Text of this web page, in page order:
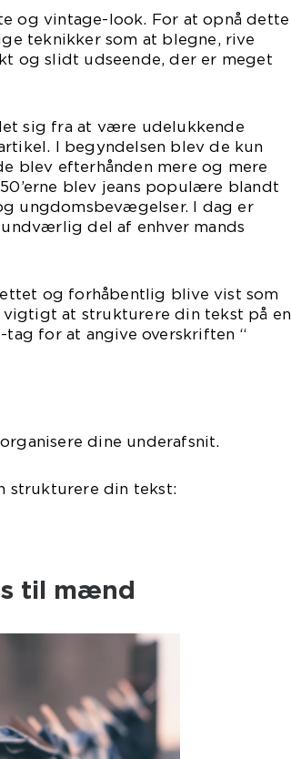
og vintage-look. For at opnå dette
teknikker som at blegne, rive
og slidt udseende, der er meget
sig fra at være udelukkende
I begyndelsen blev de kun
blev efterhånden mere og mere
blev jeans populære blandt
ungdomsbevægelser. I dag er
del af enhver mands
og forhåbentlig blive vist som
at strukturere din tekst på en
for at angive overskriften “
dine underafsnit.
strukturere din tekst:
til mænd